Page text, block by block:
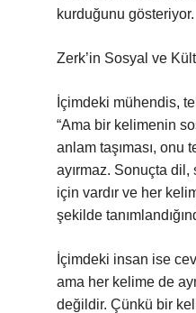
kurduğunu gösteriyor.
Zerk’in Sosyal ve
İçimdeki mühendis,
“Ama bir kelimenin
anlam taşıması, onu
ayırmaz. Sonuçta dil,
için vardır ve her
şekilde
İçimdeki insan ise
ama her kelime de
değildir. Çünkü bir